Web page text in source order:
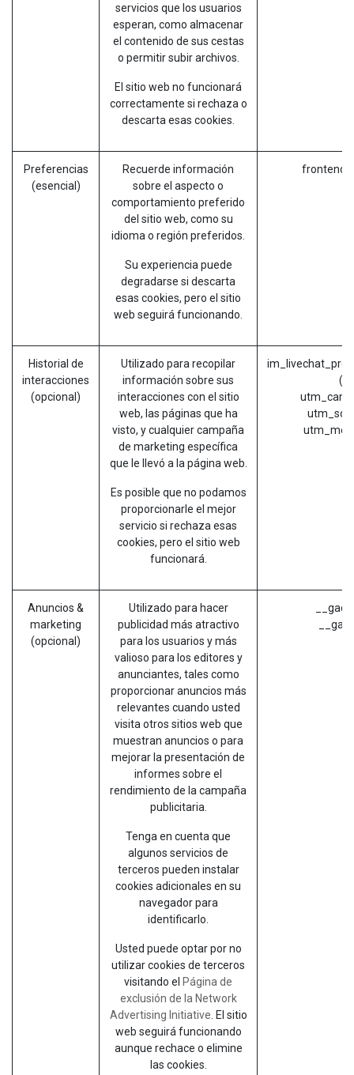
servicios que los usuarios
esperan, como almacenar
el contenido de sus cestas
o permitir subir archivos.
El sitio web no funcionará
correctamente si rechaza o
descarta esas cookies.
Preferencias
(esencial)
Recuerde información
sobre el aspecto o
comportamiento preferido
del sitio web, como su
idioma o región preferidos.
Su experiencia puede
degradarse si descarta
esas cookies, pero el sitio
web seguirá funcionando.
Historial de
interacciones
(opcional)
Utilizado para recopilar
información sobre sus
interacciones con el sitio
web, las páginas que ha
visto, y cualquier campaña
de marketing específica
que le llevó a la página web.
Es posible que no podamos
proporcionarle el mejor
servicio si rechaza esas
cookies, pero el sitio web
funcionará.
Anuncios &
marketing
(opcional)
Utilizado para hacer
publicidad más atractivo
para los usuarios y más
valioso para los editores y
anunciantes, tales como
proporcionar anuncios más
relevantes cuando usted
visita otros sitios web que
muestran anuncios o para
mejorar la presentación de
informes sobre el
rendimiento de la campaña
publicitaria.
Tenga en cuenta que
algunos servicios de
terceros pueden instalar
cookies adicionales en su
navegador para
identificarlo.
Usted puede optar por no
utilizar cookies de terceros
visitando el Página de
exclusión de la Network
Advertising Initiative . El sitio
web seguirá funcionando
aunque rechace o elimine
las cookies.